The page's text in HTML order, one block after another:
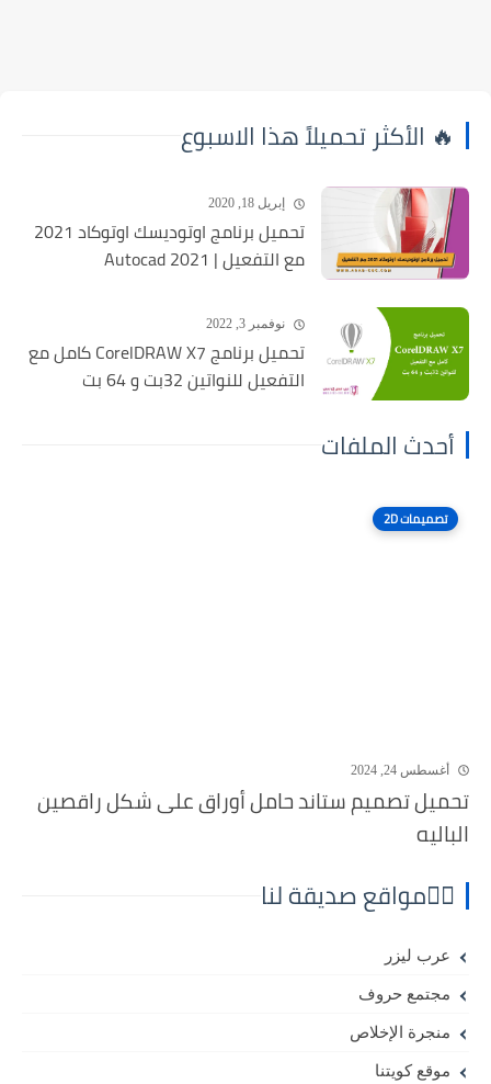
🔥 الأكثر تحميلاً هذا الاسبوع
إبريل 18, 2020
تحميل برنامج اوتوديسك اوتوكاد 2021
مع التفعيل | Autocad 2021
نوفمبر 3, 2022
تحميل برنامج CorelDRAW X7 كامل مع
التفعيل للنواتين 32بت و 64 بت
أحدث الملفات
تصميمات 2D
أغسطس 24, 2024
تحميل تصميم ستاند حامل أوراق على شكل راقصين
الباليه
⛓️‍💥مواقع صديقة لنا
عرب ليزر
مجتمع حروف
منجرة الإخلاص
موقع كويتنا